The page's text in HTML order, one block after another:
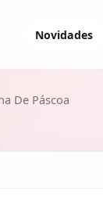
Novidades
De Páscoa